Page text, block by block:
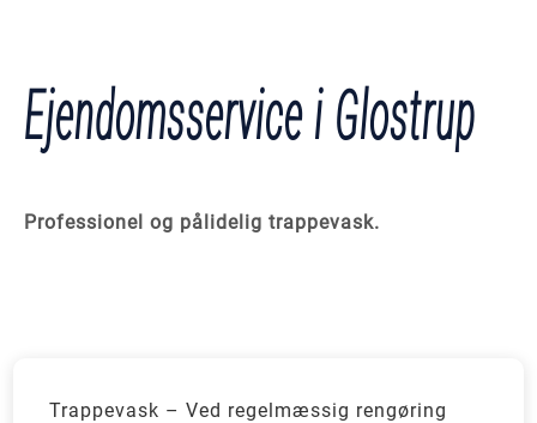
Ejendomsservice i Glostrup
Professionel og pålidelig trappevask.
Trappevask – Ved regelmæssig rengøring